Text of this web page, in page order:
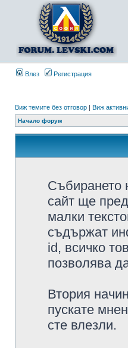
Влез Регистрация
Виж темите без отговор | Виж
Начало форум
Събирането
сайт ще
малки
съдържат
id, всичко
позволява
Втория
пускате
сте влезли.